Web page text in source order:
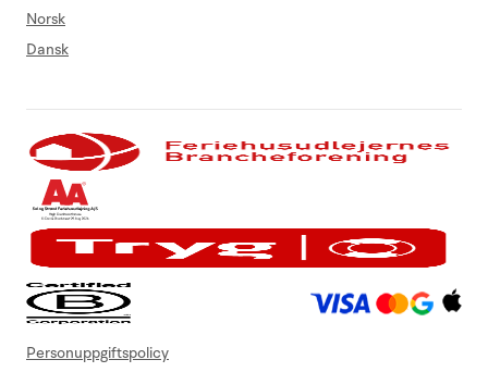
Norsk
Dansk
Personuppgiftspolicy